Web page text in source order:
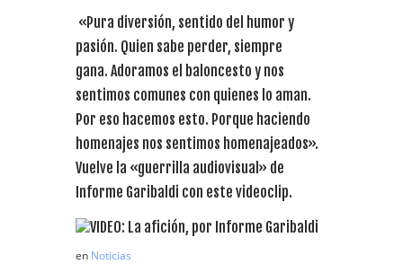
«Pura diversión, sentido del humor y
pasión. Quien sabe perder, siempre
gana. Adoramos el baloncesto y nos
sentimos comunes con quienes lo aman.
Por eso hacemos esto. Porque haciendo
homenajes nos sentimos homenajeados».
Vuelve la «guerrilla audiovisual» de
Informe Garibaldi con este videoclip.
en Noticias